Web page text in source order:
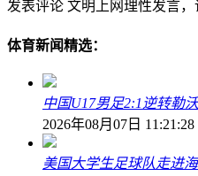
发表评论 文明上网理性发言
体育新闻精选：
中国U17男足2:1逆转勒
2026年08月07日 11:21:28
美国大学生足球队走进